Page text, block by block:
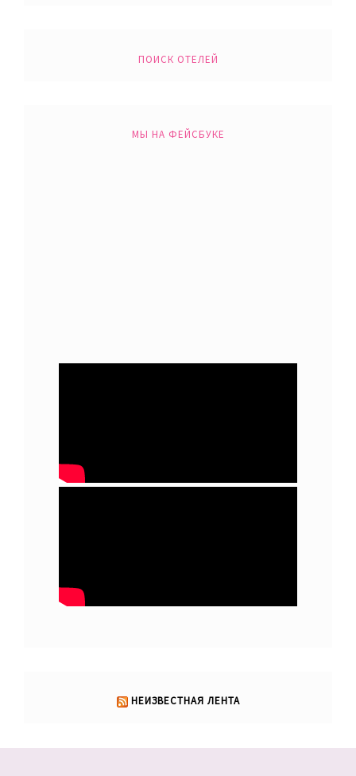
ПОИСК ОТЕЛЕЙ
МЫ НА ФЕЙСБУКЕ
НЕИЗВЕСТНАЯ ЛЕНТА